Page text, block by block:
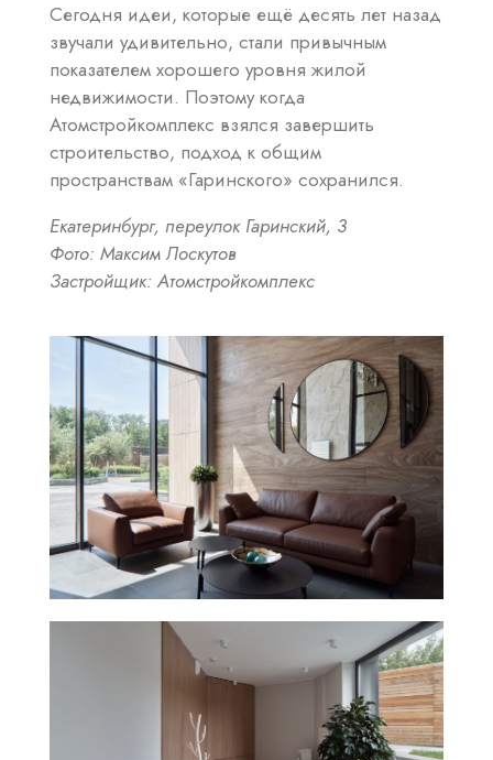
Сегодня идеи, которые ещё десять лет назад
звучали удивительно, стали привычным
показателем хорошего уровня жилой
недвижимости. Поэтому когда
Атомстройкомплекс взялся завершить
строительство, подход к общим
пространствам «Гаринского» сохранился.
Екатеринбург, переулок Гаринский, 3
Фото: Максим Лоскутов
Застройщик: Атомстройкомплекс